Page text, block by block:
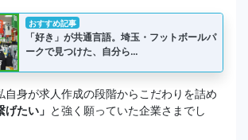
おすすめ記事
「好き」が共通言語。埼玉・フットボールパ
ークで見つけた、自分ら…
自身が求人作成の段階からこだわりを詰め
げたい」 と強く願っていた企業さまでし